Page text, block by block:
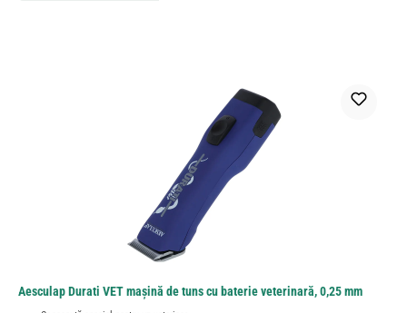
Aesculap Durati VET mașină de tuns cu baterie veterinară, 0,25 mm